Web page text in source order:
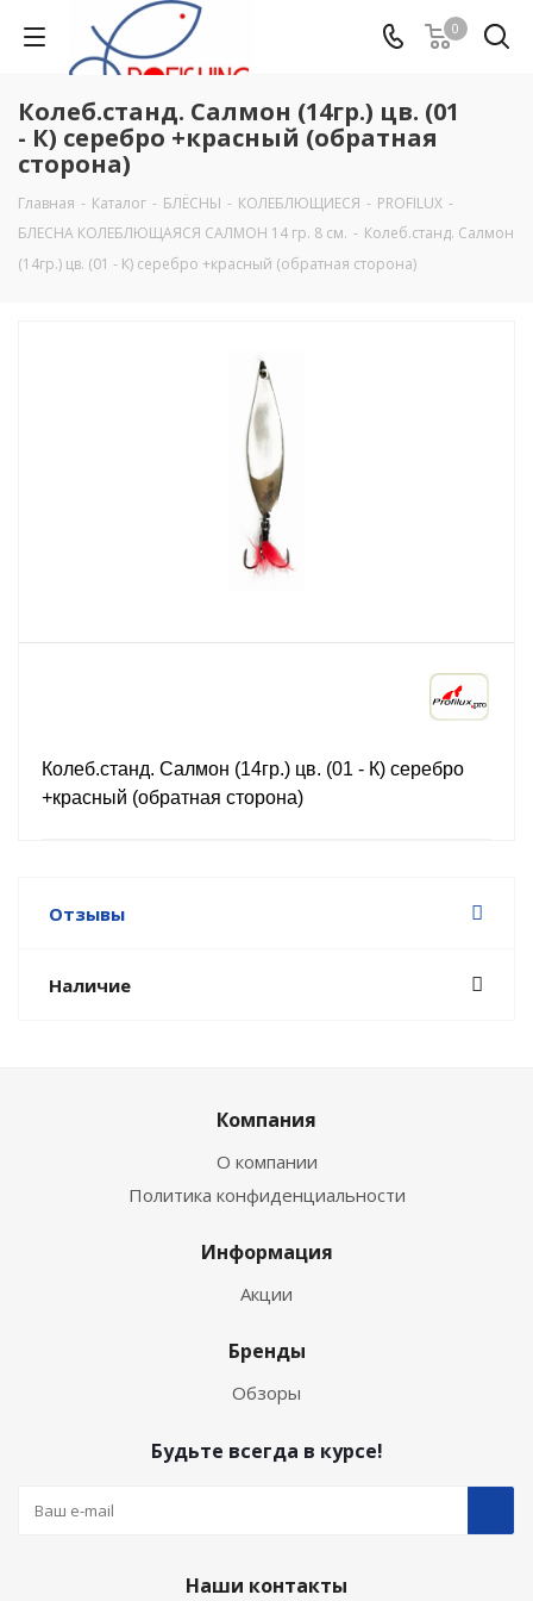
0
Колеб.станд. Салмон (14гр.) цв. (01
- К) серебро +красный (обратная
сторона)
Главная - Каталог - БЛЁСНЫ - КОЛЕБЛЮЩИЕСЯ - PROFILUX -
БЛЕСНА КОЛЕБЛЮЩАЯСЯ САЛМОН 14 гр. 8 см. - Колеб.станд. Салмон
(14гр.) цв. (01 - К) серебро +красный (обратная сторона)
Колеб.станд. Салмон (14гр.) цв. (01 - К) серебро
+красный (обратная сторона)
Отзывы
Наличие
Компания
О компании
Политика конфиденциальности
Информация
Акции
Бренды
Обзоры
Будьте всегда в курсе!
Наши контакты